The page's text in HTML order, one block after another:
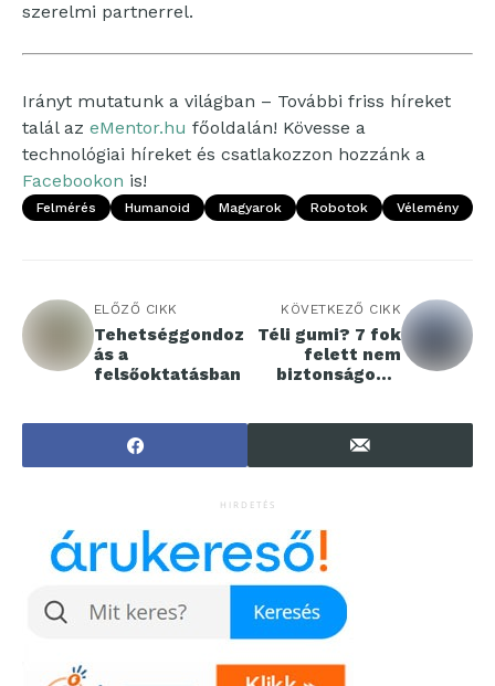
szerelmi partnerrel.
Irányt mutatunk a világban – További friss híreket
talál az eMentor.hu főoldalán! Kövesse a
technológiai híreket és csatlakozzon hozzánk a
Facebookon is!
Felmérés Humanoid Magyarok Robotok Vélemény
ELŐZŐ CIKK
Tehetséggondoz
ás a
felsőoktatásban
KÖVETKEZŐ CIKK
Téli gumi? 7 fok
felett nem
biztonságos –
HIRDETÉS